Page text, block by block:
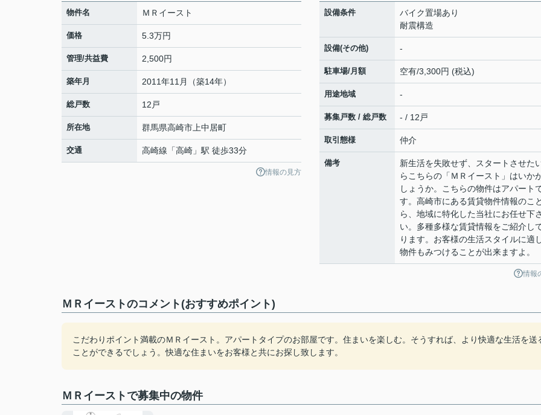
物件名 ＭＲイースト
価格 5.3万円
管理/共益費 2,500円
築年月 2011年11月（築14年）
総戸数 12戸
所在地 群馬県高崎市 上中居町
交通 高崎線 「高崎 」駅 徒歩33分
情報の見方
設備条件
バイク置場あり
耐震構造
設備(その他) -
駐車場/月額 空有/3,300円 (税込)
用途地域 -
募集戸数 / 総戸数 - / 12戸
取引態様 仲介
備考
新生活を失敗せず、スタートさせた
らこちらの「ＭＲイースト」はいか
しょうか。こちらの物件はアパート
す。高崎市にある賃貸物件情報のこ
ら、地域に特化した当社にお任せ下さ
い。多種多様な賃貸情報をご紹介し
ります。お客様の生活スタイルに適
物件もみつけることが出来ますよ。
情報
ＭＲイーストのコメント(おすすめポイント)
こだわりポイント満載のＭＲイースト。アパートタイプのお部屋です。住まいを楽しむ。そうすれば、より快適な生活を送
ことができるでしょう。快適な住まいをお客様と共にお探し致します。
ＭＲイーストで募集中の物件